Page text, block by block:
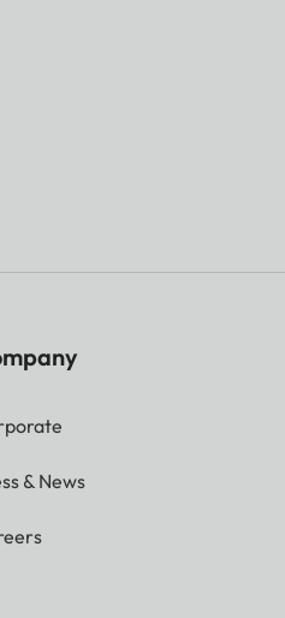
& News